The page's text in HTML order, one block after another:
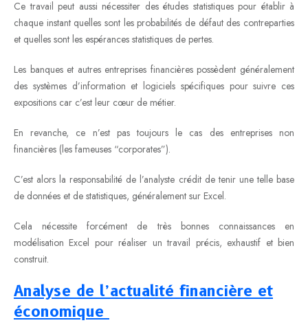
Ce travail peut aussi nécessiter des études statistiques pour établir à
chaque instant quelles sont les probabilités de défaut des contreparties
et quelles sont les espérances statistiques de pertes.
Les banques et autres entreprises financières possèdent généralement
des systèmes d’information et logiciels spécifiques pour suivre ces
expositions car c’est leur cœur de métier.
En revanche, ce n’est pas toujours le cas des entreprises non
financières (les fameuses “corporates”).
C’est alors la responsabilité de l’analyste crédit de tenir une telle base
de données et de statistiques, généralement sur Excel.
Cela nécessite forcément de très bonnes connaissances en
modélisation Excel pour réaliser un travail précis, exhaustif et bien
construit.
Analyse de l’actualité financière et
économique